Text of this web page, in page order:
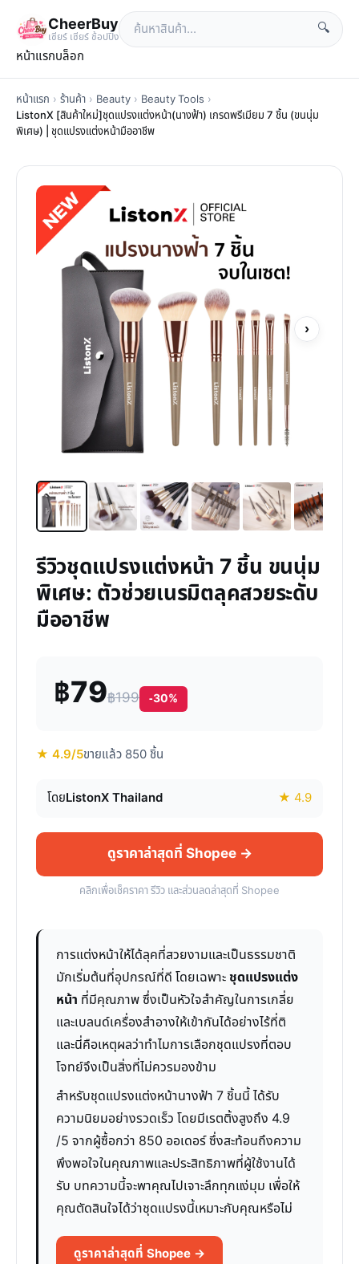
CheerBuy
เซียร์ เซียร์ ช้อปปิ้ง
🔍
หน้าแรกบล็อก
หน้าแรก › ร้านค้า › Beauty › Beauty Tools ›
ListonX [สินค้าใหม่]ชุดแปรงแต่งหน้า(นางฟ้า) เกรดพรีเมียม 7 ชิ้น (ขนนุ่ม
พิเศษ) | ชุดแปรงแต่งหน้ามืออาชีพ
›
รีวิวชุดแปรงแต่งหน้า 7 ชิ้น ขนนุ่ม
พิเศษ: ตัวช่วยเนรมิตลุคสวยระดับ
มืออาชีพ
฿79฿199 -30%
★ 4.9/5ขายแล้ว 850 ชิ้น
โดยListonX Thailand ★ 4.9
ดูราคาล่าสุดที่ Shopee →
คลิกเพื่อเช็คราคา รีวิว และส่วนลดล่าสุดที่ Shopee
การแต่งหน้าให้ได้ลุคที่สวยงามและเป็นธรรมชาติ
มักเริ่มต้นที่อุปกรณ์ที่ดี โดยเฉพาะชุดแปรงแต่ง
หน้า ที่มีคุณภาพ ซึ่งเป็นหัวใจสำคัญในการเกลี่ย
และเบลนด์เครื่องสำอางให้เข้ากันได้อย่างไร้ที่ติ
และนี่คือเหตุผลว่าทำไมการเลือกชุดแปรงที่ตอบ
โจทย์จึงเป็นสิ่งที่ไม่ควรมองข้าม
สำหรับชุดแปรงแต่งหน้านางฟ้า 7 ชิ้นนี้ ได้รับ
ความนิยมอย่างรวดเร็ว โดยมีเรตติ้งสูงถึง 4.9
/5 จากผู้ซื้อกว่า 850 ออเดอร์ ซึ่งสะท้อนถึงความ
พึงพอใจในคุณภาพและประสิทธิภาพที่ผู้ใช้งานได้
รับ บทความนี้จะพาคุณไปเจาะลึกทุกแง่มุม เพื่อให้
คุณตัดสินใจได้ว่าชุดแปรงนี้เหมาะกับคุณหรือไม่
ดูราคาล่าสุดที่ Shopee →